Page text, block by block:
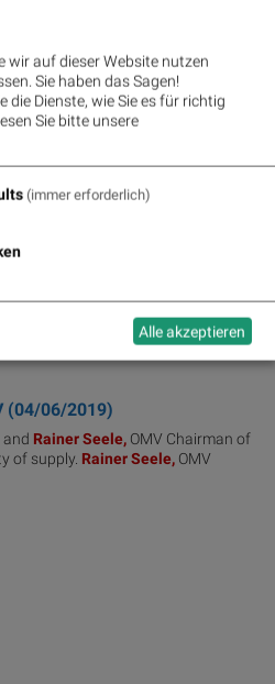
Credit:
und
Bundesministerin für
...
(04/06/2019)
and RainerSeele, OMV Chairman of
of supply. RainerSeele, OMV
wir auf dieser Website nutzen
Sie haben das Sagen!
die Dienste, wie Sie es für richtig
Sie bitte unsere
(immer erforderlich)
Alle akzeptieren